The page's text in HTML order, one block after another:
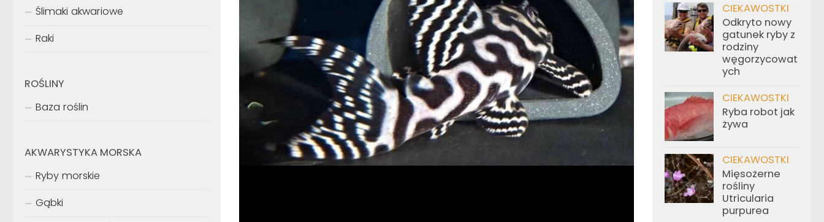
Ślimaki akwariowe
Raki
ROŚLINY
Baza roślin
AKWARYSTYKA MORSKA
Ryby morskie
Gąbki
CIEKAWOSTKI
Odkryto nowy
gatunek ryby z
rodziny
węgorzycowat
ych
CIEKAWOSTKI
Ryba robot jak
żywa
CIEKAWOSTKI
Mięsożerne
rośliny
Utricularia
purpurea